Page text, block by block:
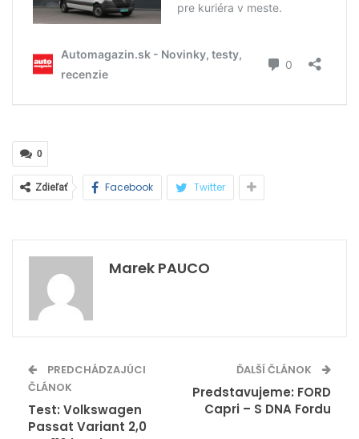
0
Zdieľať Facebook Twitter
Marek PAUCO
PREDCHÁDZAJÚCI
ČLÁNOK
Test: Volkswagen
Passat Variant 2,0
ĎALŠÍ ČLÁNOK
Predstavujeme: FORD
Capri – S DNA Fordu